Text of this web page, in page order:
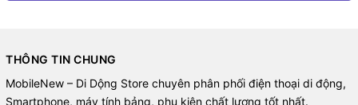
THÔNG TIN CHUNG
MobileNew – Di Dộng Store chuyên phân phối điện thoại di động,
Smartphone, máy tính bảng, phụ kiện chất lương tốt nhất.